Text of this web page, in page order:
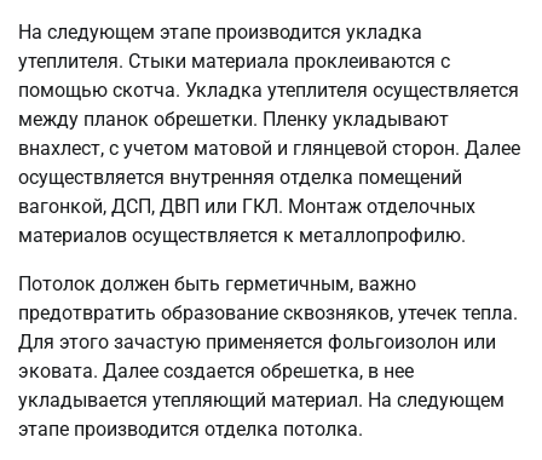
На следующем этапе производится укладка
утеплителя. Стыки материала проклеиваются с
помощью скотча. Укладка утеплителя осуществляется
между планок обрешетки. Пленку укладывают
внахлест, с учетом матовой и глянцевой сторон. Далее
осуществляется внутренняя отделка помещений
вагонкой, ДСП, ДВП или ГКЛ. Монтаж отделочных
материалов осуществляется к металлопрофилю.
Потолок должен быть герметичным, важно
предотвратить образование сквозняков, утечек тепла.
Для этого зачастую применяется фольгоизолон или
эковата. Далее создается обрешетка, в нее
укладывается утепляющий материал. На следующем
этапе производится отделка потолка.